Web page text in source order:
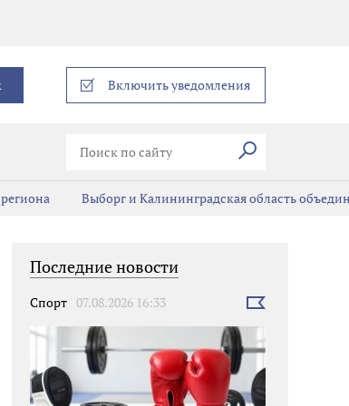
Включить уведомления
Искать
Выборг и Калининградская область
Последние новости
Спорт 07.08.2026 16:33
Выбрать